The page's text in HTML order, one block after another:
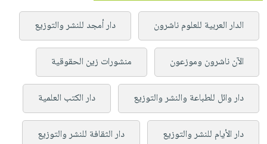
الدار العربية للعلوم ناشرون دار أمجد للنشر والتوزيع
الآن ناشرون وموزعون منشورات زين الحقوقية
دار وائل للطباعة والنشر والتوزيع دار الكتب العلمية
دار الأيام للنشر والتوزيع دار الثقافة للنشر والتوزيع